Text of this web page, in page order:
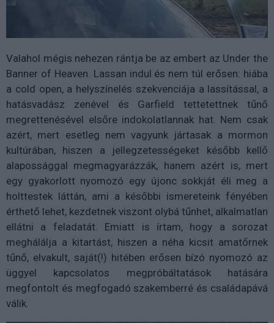
Valahol mégis nehezen rántja be az embert az Under the
Banner of Heaven. Lassan indul és nem túl erősen: hiába
a cold open, a helyszínelés szekvenciája a lassítással, a
hatásvadász zenével és Garfield tettetettnek tűnő
megrettenésével elsőre indokolatlannak hat. Nem csak
azért, mert esetleg nem vagyunk jártasak a mormon
kultúrában, hiszen a jellegzetességeket később kellő
alapossággal megmagyarázzák, hanem azért is, mert
egy gyakorlott nyomozó egy újonc sokkját éli meg a
holttestek láttán, ami a későbbi ismereteink fényében
érthető lehet, kezdetnek viszont olybá tűnhet, alkalmatlan
ellátni a feladatát. Emiatt is írtam, hogy a sorozat
meghálálja a kitartást, hiszen a néha kicsit amatőrnek
tűnő, elvakult, saját(!) hitében erősen bízó nyomozó az
üggyel kapcsolatos megpróbáltatások hatására
megfontolt és megfogadó szakemberré és családapává
válik.